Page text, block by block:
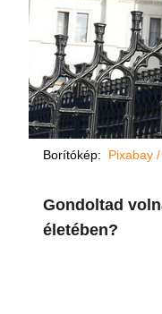
Borítókép: Pixabay
Gondoltad
életében?